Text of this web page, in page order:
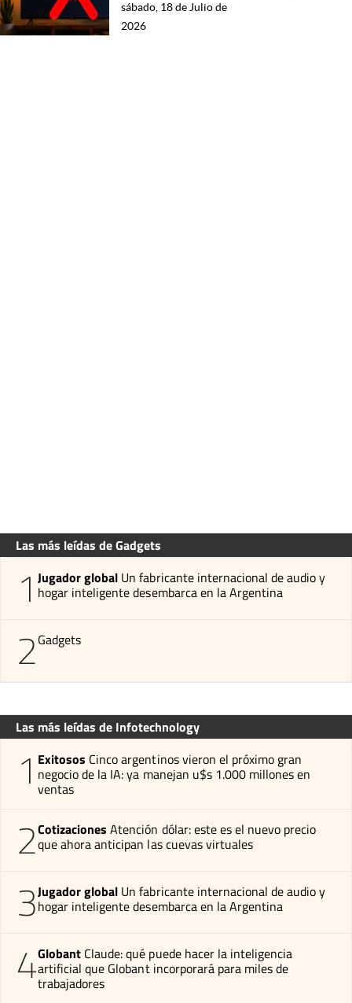
sábado, 18 de Julio de
2026
Las más leídas de Gadgets
1 Jugador global Un fabricante internacional de audio y
hogar inteligente desembarca en la Argentina
2Gadgets
Las más leídas de Infotechnology
1 Exitosos Cinco argentinos vieron el próximo gran
negocio de la IA: ya manejan u$s 1.000 millones en
ventas
2Cotizaciones Atención dólar: este es el nuevo precio
que ahora anticipan las cuevas virtuales
3Jugador global Un fabricante internacional de audio y
hogar inteligente desembarca en la Argentina
4Globant Claude: qué puede hacer la inteligencia
artificial que Globant incorporará para miles de
trabajadores